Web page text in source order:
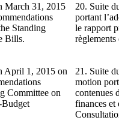
March 31, 2015
Standing
Bills.
20. Suite
portant
le rapport
règlements
April 1, 2015 on
Committee on
21. Suite
motion
contenues
finances et